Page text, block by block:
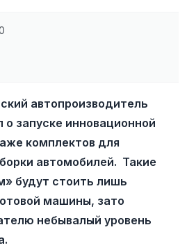
автопроизводитель
запуске инновационной
комплектов для
автомобилей. Такие
будут стоить лишь
машины, зато
небывалый уровень